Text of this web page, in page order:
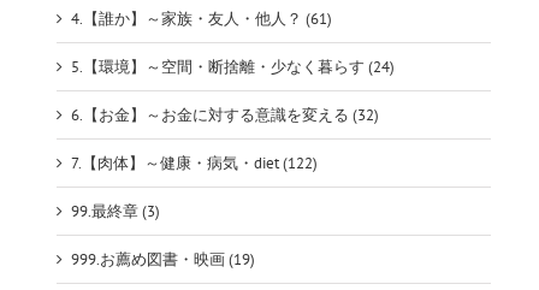
4.【誰か】～家族・友人・他人？ (61)
5.【環境】～空間・断捨離・少なく暮らす (24)
6.【お金】～お金に対する意識を変える (32)
7.【肉体】～健康・病気・diet (122)
99.最終章 (3)
999.お薦め図書・映画 (19)